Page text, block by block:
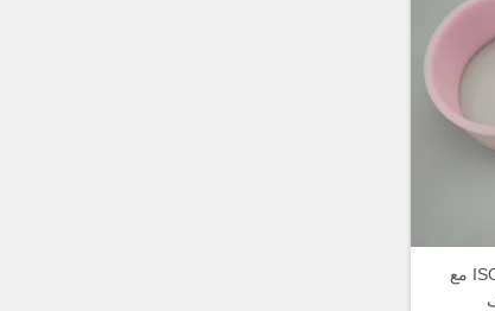
صندوق شحن الصفائح المستديرة ISO مع